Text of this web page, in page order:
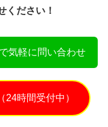
ください！
気軽に問い合わせ
24時間受付中）